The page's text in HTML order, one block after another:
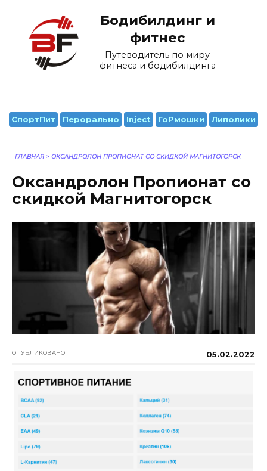
содержанию
Бодибилдинг и
фитнес
Путеводитель по миру
фитнеса и бодибилдинга
СпортПит Перорально Inject ГоРмошки Липолики
ГЛАВНАЯ > ОКСАНДРОЛОН ПРОПИОНАТ СО СКИДКОЙ МАГНИТОГОРСК
Оксандролон Пропионат со
скидкой Магнитогорск
ОПУБЛИКОВАНО 05.02.2022